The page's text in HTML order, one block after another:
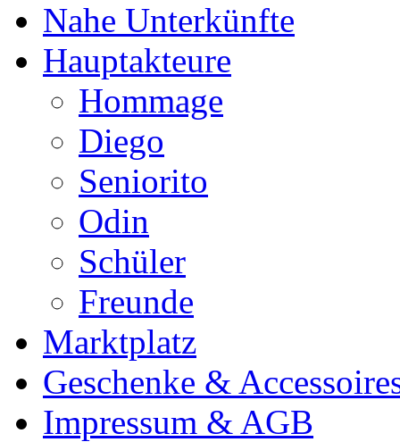
Nahe Unterkünfte
Hauptakteure
Hommage
Diego
Seniorito
Odin
Schüler
Freunde
Marktplatz
Geschenke &
Impressum & AGB